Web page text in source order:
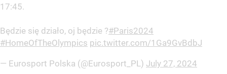
17:45.
Będzie się działo, oj będzie ?#Paris2024
#HomeOfTheOlympics pic.twitter.com/1Ga9GvBdbJ
— Eurosport Polska (@Eurosport_PL) July 27, 2024